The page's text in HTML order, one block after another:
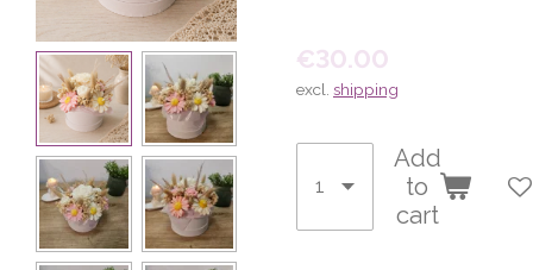
€30.00
excl. shipping
Add
to
cart